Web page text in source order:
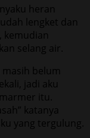
heran
lengket dan
kemudian
selang air.
belum
jadi aku
itu.
katanya
yang tergulung.